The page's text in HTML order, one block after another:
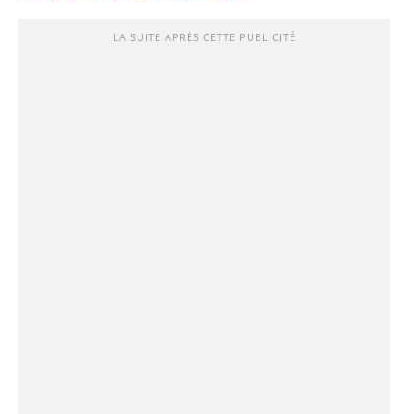
LA SUITE APRÈS CETTE PUBLICITÉ